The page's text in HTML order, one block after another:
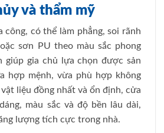
và thẩm mỹ
công, có thể làm phẳng, soi rãnh
sơn PU theo màu sắc phong
giúp gia chủ lựa chọn được sản
hợp mệnh, vừa phù hợp không
liệu đồng nhất và ổn định, cửa
màu sắc và độ bền lâu dài,
lượng tích cực trong nhà.